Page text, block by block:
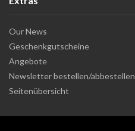
Our News
Geschenkgutscheine
Angebote
Newsletter bestellen/abbestellen
Seitenübersicht